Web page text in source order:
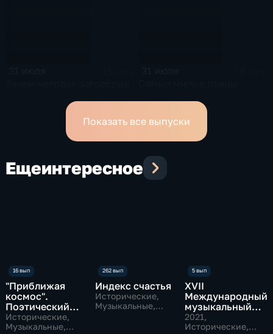
Показать все выпуски
Ещеинтересное
"Приближая
космос".
Поэтический
проект
Исторические,
Музыкальные,
Индекс счастья
Исторические,
Музыкальные,
ХVII
Международный
музыкальный
фестиваль
"Московский
2021,
Исторические,